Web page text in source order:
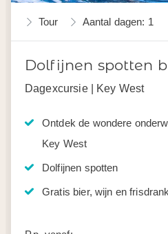
Tour Aantal dagen: 1
Dolfijnen spotten
Dagexcursie | Key West
Ontdek de wondere
Key West
Dolfijnen spotten
Gratis bier, wijn en frisdrank